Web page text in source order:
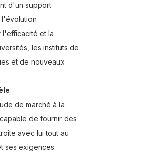
d'un support
l'efficacité et la
les instituts de
et de nouveaux
de marché à la
de fournir des
avec lui tout au
ses exigences.